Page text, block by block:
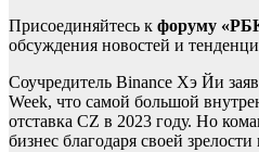
Присоединяйтесь к форуму
обсуждения новостей и
Соучредитель Binance Хэ Йи
Week, что самой большой
отставка CZ в 2023 году. Но
бизнес благодаря своей